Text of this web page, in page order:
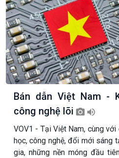
Bán dẫn Việt Nam -
công nghệ lõi
VOV1 - Tại Việt Nam, cùng
học, công nghệ, đổi mới sáng
gia, những nền móng đầu